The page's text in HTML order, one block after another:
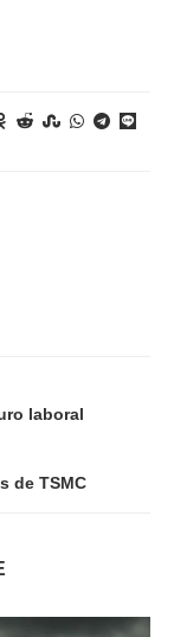
laboral
de TSMC